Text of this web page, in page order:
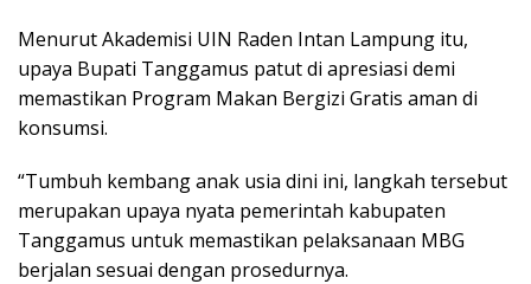
Menurut Akademisi UIN Raden Intan Lampung itu,
upaya Bupati Tanggamus patut di apresiasi demi
memastikan Program Makan Bergizi Gratis aman di
konsumsi.
“Tumbuh kembang anak usia dini ini, langkah tersebut
merupakan upaya nyata pemerintah kabupaten
Tanggamus untuk memastikan pelaksanaan MBG
berjalan sesuai dengan prosedurnya.